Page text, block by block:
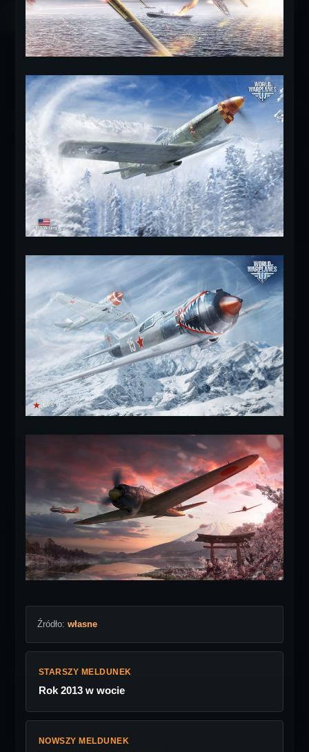
Źródło: własne
STARSZY MELDUNEK
Rok 2013 w wocie
NOWSZY MELDUNEK